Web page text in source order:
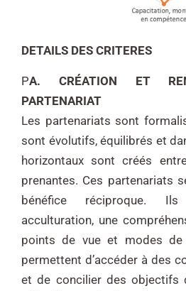
DETAILS DES CRITERES
PA. CRÉATION ET
PARTENARIAT
Les partenariats sont
sont évolutifs, équilibrés et
horizontaux sont créés
prenantes. Ces partenariats
bénéfice réciproque.
acculturation, une
points de vue et modes de
permettent d’accéder à des
et de concilier des objectifs